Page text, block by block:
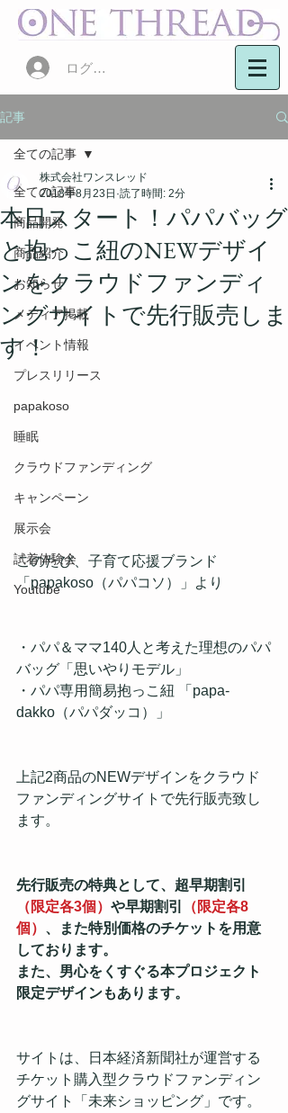
ログイン
記事
全ての記事
商品開発
商品紹介
お知らせ
メディア掲載
イベント情報
プレスリリース
papakoso
睡眠
クラウドファンディング
キャンペーン
展示会
試着体験会
Youtube
全ての記事
本日スタート！パパバッグ
と抱っこ紐のNEWデザイ
ンをクラウドファンディ
ングサイトで先行販売しま
す！
株式会社ワンスレッド
2018年8月23日 読了時間: 2分
このたび、子育て応援ブランド
「papakoso（パパコソ）」より
・パパ＆ママ140人と考えた理想のパパ
バッグ「思いやりモデル」
・パパ専用簡易抱っこ紐 「papa-
dakko（パパダッコ）」
上記2商品のNEWデザインをクラウド
ファンディングサイトで先行販売致し
ます。
先行販売の特典として、超早期割引
（限定各3個） や早期割引
（限定各8
個） 、また特別価格のチケットを用意
しております。
また、男心をくすぐる本プロジェクト
限定デザインもあります。
サイトは、日本経済新聞社が運営する
チケット購入型クラウドファンディン
グサイト「未来ショッピング」です。